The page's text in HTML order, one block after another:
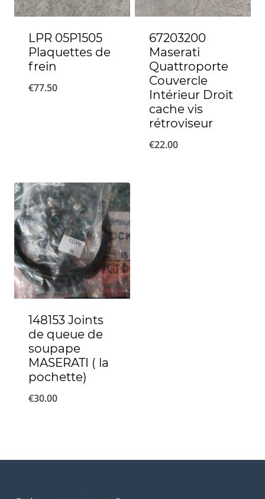
LPR 05P1505
Plaquettes de
frein
€77.50
67203200
Maserati
Quattroporte
Couvercle
Intérieur Droit
cache vis
rétroviseur
€22.00
148153 Joints
de queue de
soupape
MASERATI ( la
pochette)
€30.00